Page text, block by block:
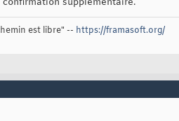
supplementaire.
est libre" -- https://framasoft.org/